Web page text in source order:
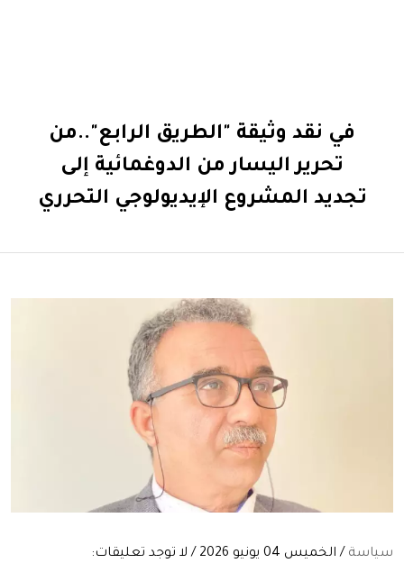
في نقد وثيقة "الطريق الرابع"..من
تحرير اليسار من الدوغمائية إلى
تجديد المشروع الإيديولوجي التحرري
سياسة / الخميس 04 يونيو 2026 / لا توجد تعليقات: